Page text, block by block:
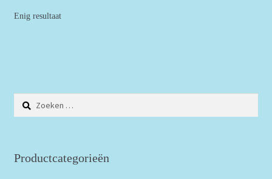
Enig resultaat
Zoeken
naar:
Productcategorieën